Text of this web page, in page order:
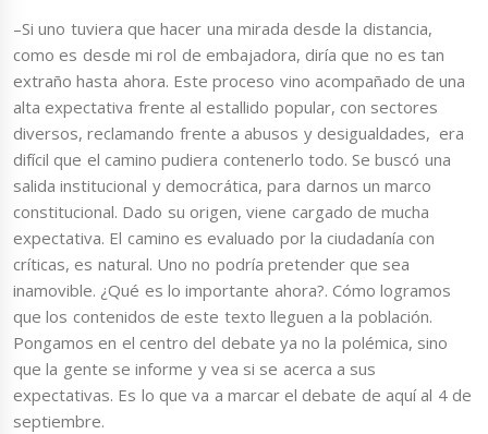
–Si uno tuviera que hacer una mirada desde la distancia,
como es desde mi rol de embajadora, diría que no es tan
extraño hasta ahora. Este proceso vino acompañado de una
alta expectativa frente al estallido popular, con sectores
diversos, reclamando frente a abusos y desigualdades, era
difícil que el camino pudiera contenerlo todo. Se buscó una
salida institucional y democrática, para darnos un marco
constitucional. Dado su origen, viene cargado de mucha
expectativa. El camino es evaluado por la ciudadanía con
críticas, es natural. Uno no podría pretender que sea
inamovible. ¿Qué es lo importante ahora?. Cómo logramos
que los contenidos de este texto lleguen a la población.
Pongamos en el centro del debate ya no la polémica, sino
que la gente se informe y vea si se acerca a sus
expectativas. Es lo que va a marcar el debate de aquí al 4 de
septiembre.